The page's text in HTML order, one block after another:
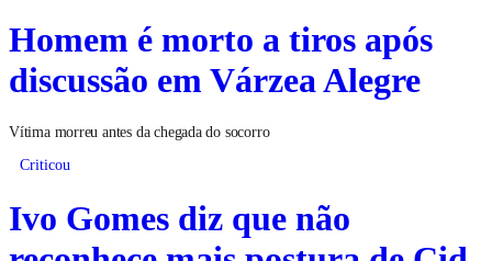
Homem é morto a tiros após
discussão em Várzea Alegre
Vítima morreu antes da chegada do socorro
Criticou
Ivo Gomes diz que não